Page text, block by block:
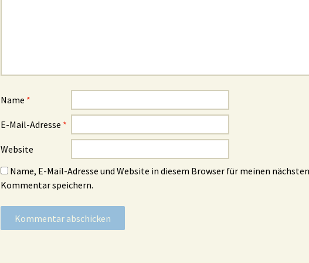
Name *
E-Mail-Adresse *
Website
Name, E-Mail-Adresse und Website in diesem Browser für meinen nächsten
Kommentar speichern.